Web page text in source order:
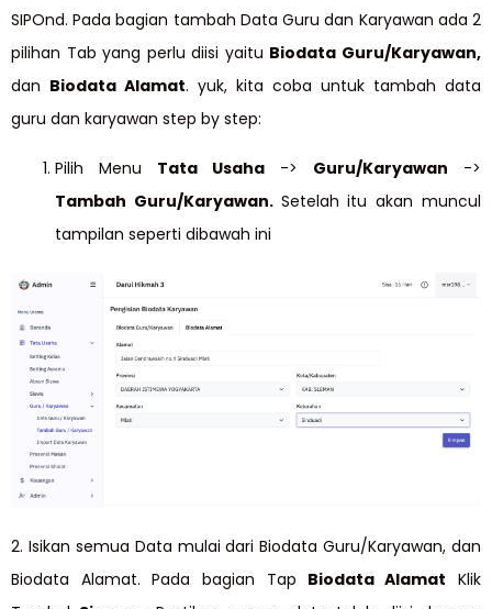
SIPOnd. Pada bagian tambah Data Guru dan Karyawan ada 2
pilihan Tab yang perlu diisi yaitu Biodata Guru/Karyawan,
dan Biodata Alamat. yuk, kita coba untuk tambah data
guru dan karyawan step by step:
Pilih Menu Tata Usaha -> Guru/Karyawan ->
Tambah Guru/Karyawan. Setelah itu akan muncul
tampilan seperti dibawah ini
2. Isikan semua Data mulai dari Biodata Guru/Karyawan, dan
Biodata Alamat. Pada bagian Tap Biodata Alamat Klik